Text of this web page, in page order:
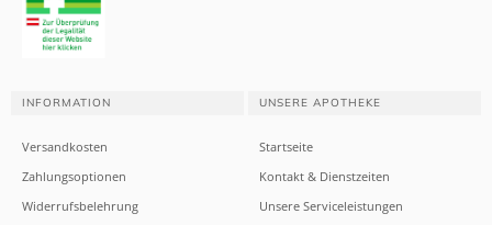
INFORMATION
Versandkosten
Zahlungsoptionen
Widerrufsbelehrung
UNSERE APOTHEKE
Startseite
Kontakt & Dienstzeiten
Unsere Serviceleistungen